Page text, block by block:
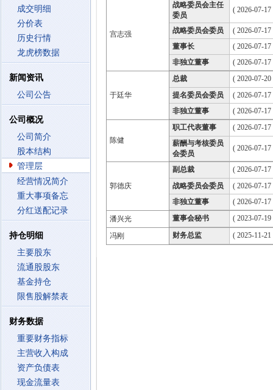
成交明细
分价表
历史行情
龙虎榜数据
新闻资讯
公司公告
公司概况
公司简介
股本结构
管理层
经营情况简介
重大事项备忘
分红送配记录
持仓明细
主要股东
流通股股东
基金持仓
限售股解禁表
财务数据
重要财务指标
主营收入构成
资产负债表
现金流量表
宫志强
战略委员会主任
委员
( 2026-07-
战略委员会委员
( 2026-07-
董事长
( 2026-07-
非独立董事
( 2026-07-
于廷华
总裁
( 2020-07-
提名委员会委员
( 2026-07-
非独立董事
( 2026-07-
陈健
职工代表董事
( 2026-07-
薪酬与考核委员
会委员
( 2026-07-
郭德庆
副总裁
( 2026-07-
战略委员会委员
( 2026-07-
非独立董事
( 2026-07-
潘兴光
董事会秘书 ( 2023-07-
冯刚 财务总监 ( 2025-11-